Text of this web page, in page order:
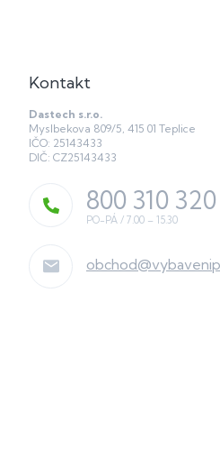
Kontakt
Dastech s.r.o.
Myslbekova 809/5, 415 01 Teplice
IČO: 25143433
DIČ: CZ25143433
obchod@
800 310 320